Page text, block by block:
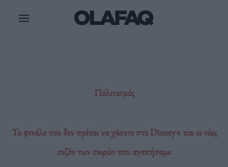
Πολιτισμός
Τα φινάλε που δεν πρέπει να χάσετε στο Disney+ και οι νέες
σεζόν των σειρών που αγαπήσαμε